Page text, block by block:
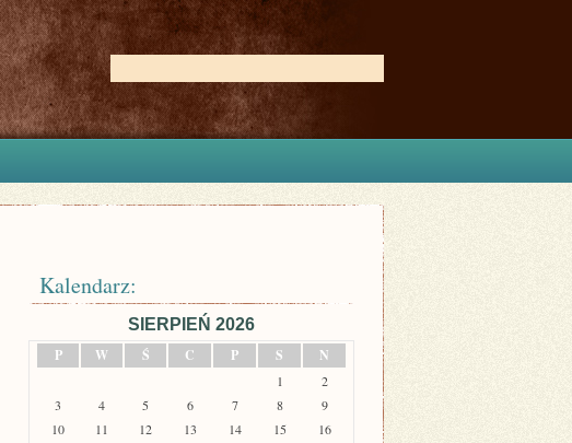
Kalendarz:
SIERPIEŃ 2026
P
W Ś C P S N
1
2
3
4 5 6 7 8
9
10
11 12 13 14 15
16